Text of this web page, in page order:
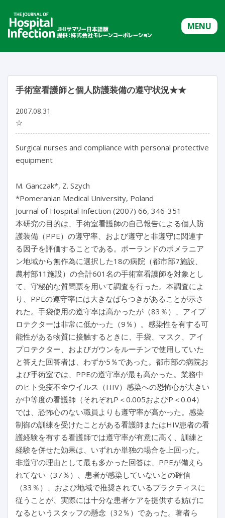
MENU
手術室看護師と個人防護装備の遵守状況★★
2007.08.31
☆
Surgical nurses and compliance with personal protective
equipment
M. Ganczak*, Z. Szych
*Pomeranian Medical University, Poland
Journal of Hospital Infection (2007) 66, 346-351
本研究の目的は、手術室看護師の自己報告による個人防
護装備（PPE）の遵守率、および遵守と非遵守に関連す
る因子を評価することである。ポーランドのポメラニア
ン地域から無作為に選択した18の病院（都市部7施設、
農村部11施設）の合計601名の手術室看護師を対象とし
て、守秘的な質問票を用いて調査を行った。本調査によ
り、PPEの遵守率には大きなばらつきがあることが示さ
れた。手袋使用の遵守率は高かったが（83％）、アイプ
ロテクターは非常に低かった（9％）。感染性を有する可
能性がある物質に接触するときに、手袋、マスク、アイ
プロテクター、およびガウンをルーチンで使用していた
と答えた回答者は、わずか5％であった。都市部の病院お
よび手術室では、PPEの遵守率が最も高かった。業務中
のヒト免疫不全ウイルス（HIV）感染への恐怖心が大きい
か中等度の看護師（それぞれP＜0.005およびP＜0.04）
では、恐怖心のない職員よりも遵守率が高かった。感染
制御の訓練を受けたことがある看護師またはHIV患者の看
護経験を有する看護師では遵守率が有意に高く、訓練と
経験を併せた効果は、いずれか単独の場合を上回った。
非遵守の理由として最も多かった回答は、PPEが備えら
れてない（37％）、患者が感染していないとの確信
（33％）、および地域で推奨されているプラクティスに
従うことが、実際には十分な患者ケアを提供する妨げに
なるというスタッフの懸念（32％）であった。著者ら